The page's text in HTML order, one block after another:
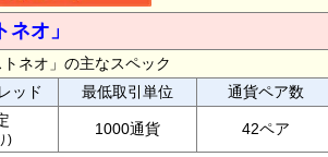
オ」
ネオ」の主なスペック
ッド 最低取引単位
通貨ペア数
)
1000通貨 42ペア